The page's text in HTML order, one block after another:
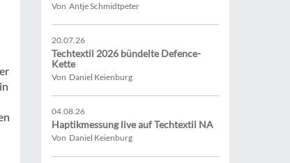
Von Antje Schmidtpeter
20.07.26
Techtextil 2026 bündelte Defence-
Kette
Von Daniel Keienburg
04.08.26
Haptikmessung live auf Techtextil NA
Von Daniel Keienburg